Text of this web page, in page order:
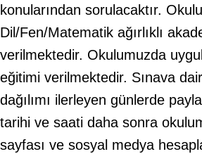
konularından sorulacaktır.
Dil/Fen/Matematik ağırlıklı
verilmektedir. Okulumuzda
eğitimi verilmektedir. Sınava dair
dağılımı ilerleyen günlerde
tarihi ve saati daha sonra
sayfası ve sosyal medya